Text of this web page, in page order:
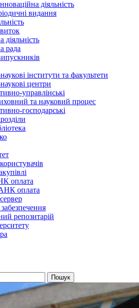
діяльність
видання
рада
інститути та факультети
центри
управлінські
та науковий процес
господарські
оплата
оплата
репозитарій
Пошук